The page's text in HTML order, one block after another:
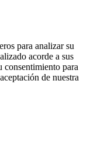
para analizar su
acorde a sus
consentimiento para
de nuestra